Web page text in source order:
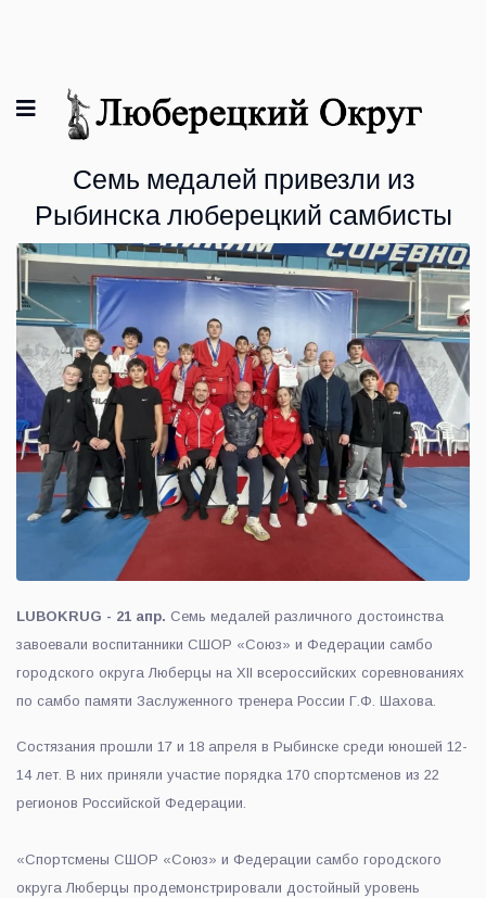
Семь медалей привезли из
Рыбинска люберецкий самбисты
LUBOKRUG - 21 апр. Семь медалей различного достоинства
завоевали воспитанники СШОР «Союз» и Федерации самбо
городского округа Люберцы на ХІI всероссийских соревнованиях
по самбо памяти Заслуженного тренера России Г.Ф. Шахова.
Состязания прошли 17 и 18 апреля в Рыбинске среди юношей 12-
14 лет. В них приняли участие порядка 170 спортсменов из 22
регионов Российской Федерации.
«Спортсмены СШОР «Союз» и Федерации самбо городского
округа Люберцы продемонстрировали достойный уровень